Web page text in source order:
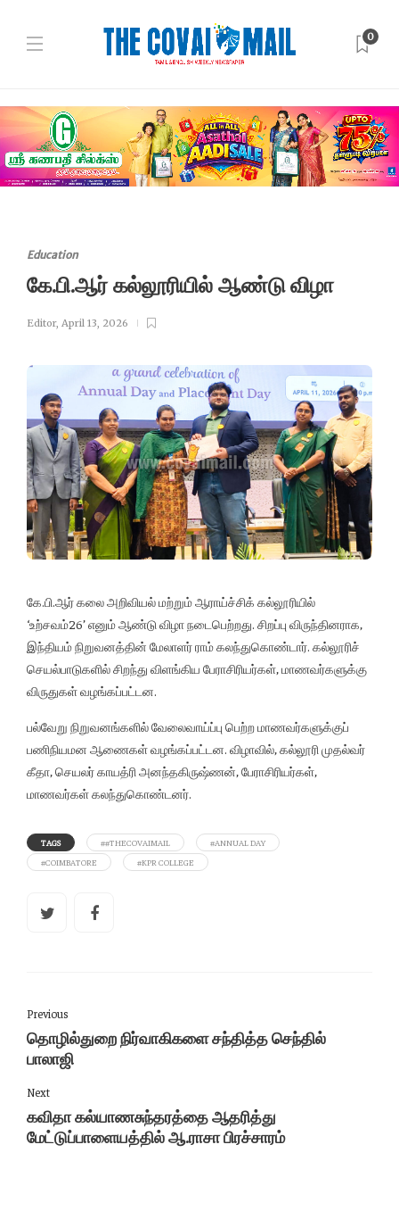
0
Education
கே.பி.ஆர் கல்லூரியில் ஆண்டு விழா
Editor, April 13, 2026
கே.பி.ஆர் கலை அறிவியல் மற்றும் ஆராய்ச்சிக் கல்லூரியில்
‘உற்சவம்26’ எனும் ஆண்டு விழா நடைபெற்றது. சிறப்பு விருந்தினராக,
இந்தியம் நிறுவனத்தின் மேலாளர் ராம் கலந்துகொண்டார். கல்லூரிச்
செயல்பாடுகளில் சிறந்து விளங்கிய பேராசிரியர்கள், மாணவர்களுக்கு
விருதுகள் வழங்கப்பட்டன.
பல்வேறு நிறுவனங்களில் வேலைவாய்ப்பு பெற்ற மாணவர்களுக்குப்
பணிநியமன ஆணைகள் வழங்கப்பட்டன. விழாவில், கல்லூரி முதல்வர்
கீதா, செயலர் காயத்ரி அனந்தகிருஷ்ணன், பேராசிரியர்கள்,
மாணவர்கள் கலந்துகொண்டனர்.
TAGS ##THECOVAIMAIL
#ANNUAL DAY
#COIMBATORE
#KPR COLLEGE
Previous
தொழில்துறை நிர்வாகிகளை சந்தித்த செந்தில்
பாலாஜி
Next
கவிதா கல்யாணசுந்தரத்தை ஆதரித்து
மேட்டுப்பாளையத்தில் ஆ.ராசா பிரச்சாரம்